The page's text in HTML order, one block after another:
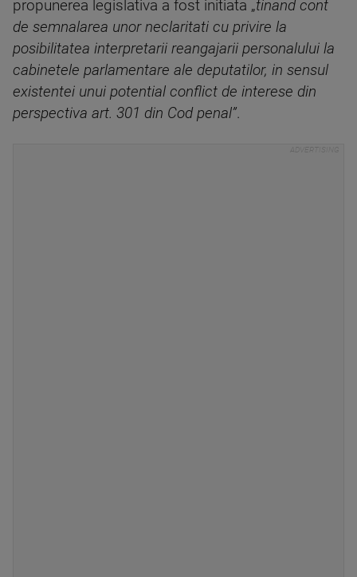
propunerea legislativa a fost initiata „tinand cont
de semnalarea unor neclaritati cu privire la
posibilitatea interpretarii reangajarii personalului la
cabinetele parlamentare ale deputatilor, in sensul
existentei unui potential conflict de interese din
perspectiva art. 301 din Cod penal”.